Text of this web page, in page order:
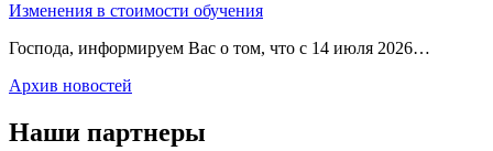
Изменения в стоимости обучения
Господа, информируем Вас о том, что с 14 июля 2026…
Архив новостей
Наши партнеры